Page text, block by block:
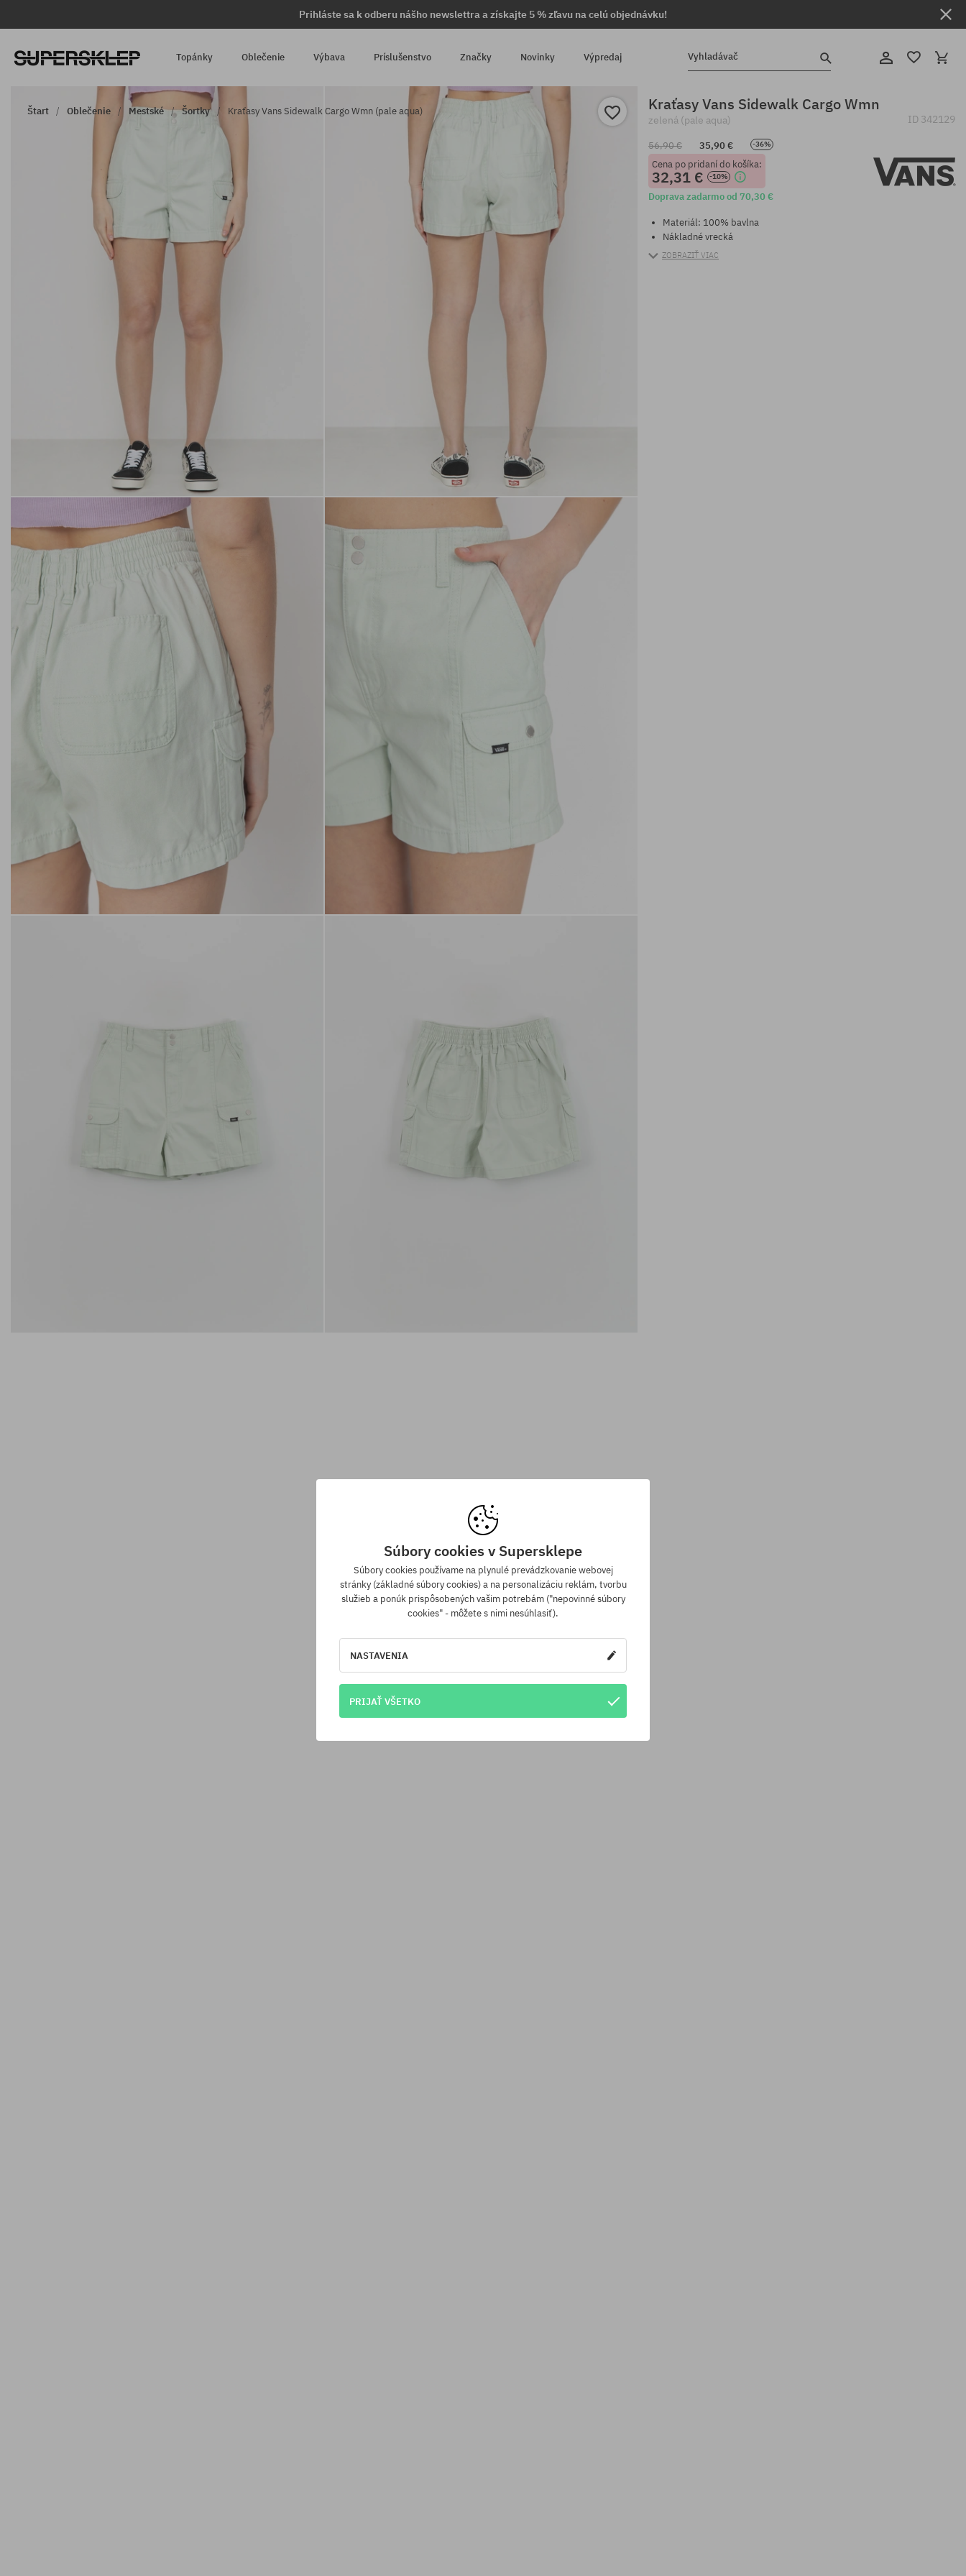
Prihláste sa k odberu nášho newslettra a získajte 5 % zľavu na celú objednávku!
Topánky Oblečenie Výbava Príslušenstvo Značky Novinky Výpredaj Vyhladávač
Štart Oblečenie Mestské Šortky Kraťasy Vans Sidewalk Cargo Wmn (pale aqua) Kraťasy Vans Sidewalk Cargo Wmn
zelená (pale aqua) ID 342129
56,90 € 35,90 € -36%
Cena po pridaní do košíka:
32,31 € -10%
Doprava zadarmo od 70,30 €
Materiál: 100% bavlna
Nákladné vrecká
ZOBRAZIŤ VIAC
Súbory cookies v Supersklepe
Súbory cookies používame na plynulé prevádzkovanie webovej
stránky (základné súbory cookies) a na personalizáciu reklám, tvorbu
služieb a ponúk prispôsobených vašim potrebám ("nepovinné súbory
cookies" - môžete s nimi nesúhlasiť).
NASTAVENIA
PRIJAŤ VŠETKO